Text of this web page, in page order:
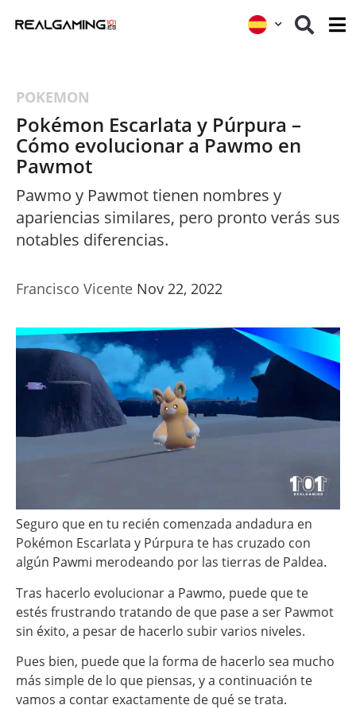
POKEMON
Pokémon Escarlata y Púrpura –
Cómo evolucionar a Pawmo en
Pawmot
Pawmo y Pawmot tienen nombres y
apariencias similares, pero pronto verás sus
notables diferencias.
Francisco Vicente Nov 22, 2022
Seguro que en tu recién comenzada andadura en
Pokémon Escarlata y Púrpura te has cruzado con
algún Pawmi merodeando por las tierras de Paldea.
Tras hacerlo evolucionar a Pawmo, puede que te
estés frustrando tratando de que pase a ser Pawmot
sin éxito, a pesar de hacerlo subir varios niveles.
Pues bien, puede que la forma de hacerlo sea mucho
más simple de lo que piensas, y a continuación te
vamos a contar exactamente de qué se trata.